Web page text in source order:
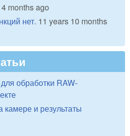
months ago
нет. 11 years 10 months
обработки RAW-
камере и результаты